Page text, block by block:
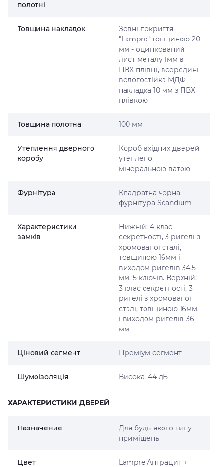
полотні
Товщина накладок
Зовні покриття
"Lampre" товщиною 20
мм - оцинкований
лист металу 1мм в
ПВХ плівці, всередині
вологостійка МДФ
накладка 10 мм з ПВХ
плівкою
Товщина полотна 100 мм
Утеплення дверного
коробу
Короб вхідних дверей
утеплено
мінеральною ватою
Фурнітура
Квадратна чорна
фурнітура Scandium
Характеристики
замків
Нижній: 4 клас
секретності, 3 ригелі з
хромованої сталі,
товщиною 16мм і
виходом ригелів 34,5
мм. 5 ключів. Верхній:
3 клас секретності, 3
ригелі з хромованої
сталі, товщиною 16мм
і виходом ригелів 36
мм.
Ціновий сегмент Преміум сегмент
Шумоізоляція Висока, 44 дБ
ХАРАКТЕРИСТИКИ ДВЕРЕЙ
Назначение
Для будь-якого типу
приміщень
Цвет
Lampre Антрацит +